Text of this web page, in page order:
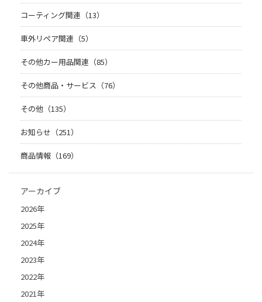
コーティング関連（13）
車外リペア関連（5）
その他カー用品関連（85）
その他商品・サービス（76）
その他（135）
お知らせ（251）
商品情報（169）
アーカイブ
2026年
2025年
2024年
2023年
2022年
2021年